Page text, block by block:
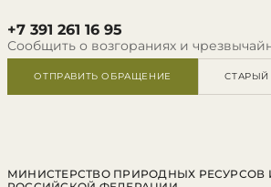
+7 391 261 16 95
Сообщить о возгораниях и
ОТПРАВИТЬ ОБРАЩЕНИЕ СТАРЫЙ
МИНИСТЕРСТВО ПРИРОДНЫХ РЕСУРСОВ